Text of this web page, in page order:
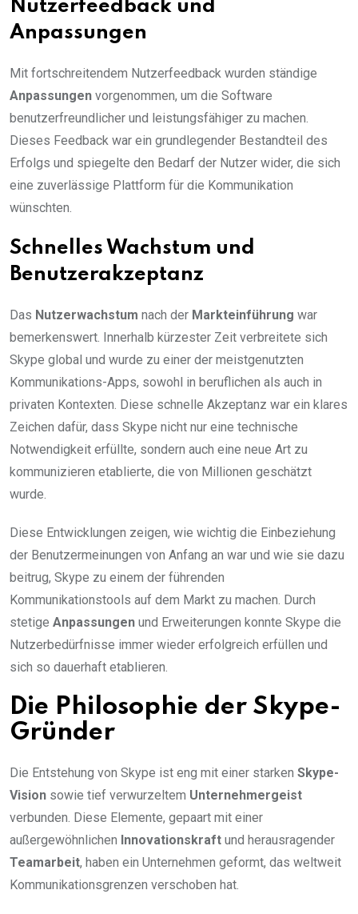
Nutzerfeedback und
Anpassungen
Mit fortschreitendem Nutzerfeedback wurden ständige
Anpassungen vorgenommen, um die Software
benutzerfreundlicher und leistungsfähiger zu machen.
Dieses Feedback war ein grundlegender Bestandteil des
Erfolgs und spiegelte den Bedarf der Nutzer wider, die sich
eine zuverlässige Plattform für die Kommunikation
wünschten.
Schnelles Wachstum und
Benutzerakzeptanz
Das Nutzerwachstum nach der Markteinführung war
bemerkenswert. Innerhalb kürzester Zeit verbreitete sich
Skype global und wurde zu einer der meistgenutzten
Kommunikations-Apps, sowohl in beruflichen als auch in
privaten Kontexten. Diese schnelle Akzeptanz war ein klares
Zeichen dafür, dass Skype nicht nur eine technische
Notwendigkeit erfüllte, sondern auch eine neue Art zu
kommunizieren etablierte, die von Millionen geschätzt
wurde.
Diese Entwicklungen zeigen, wie wichtig die Einbeziehung
der Benutzermeinungen von Anfang an war und wie sie dazu
beitrug, Skype zu einem der führenden
Kommunikationstools auf dem Markt zu machen. Durch
stetige Anpassungen und Erweiterungen konnte Skype die
Nutzerbedürfnisse immer wieder erfolgreich erfüllen und
sich so dauerhaft etablieren.
Die Philosophie der Skype-
Gründer
Die Entstehung von Skype ist eng mit einer starken Skype-
Vision sowie tief verwurzeltem Unternehmergeist
verbunden. Diese Elemente, gepaart mit einer
außergewöhnlichen Innovationskraft und herausragender
Teamarbeit, haben ein Unternehmen geformt, das weltweit
Kommunikationsgrenzen verschoben hat.